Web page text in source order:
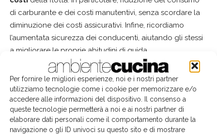
Per fornire le migliori esperienze, noi e i nostri partner
utilizziamo tecnologie come i cookie per memorizzare e/o
accedere alle informazioni del dispositivo. Il consenso a
queste tecnologie permetterà a noi e ai nostri partner di
elaborare dati personali come il comportamento durante la
navigazione o gli ID univoci su questo sito e di mostrare
di carburante e dei costi manutentivi, senza scordare la
diminuzione dei costi assicurativi. Infine, ricordiamo
l’aumentata sicurezza dei conducenti, aiutando gli stessi
a migliorare le proprie abitudini di guida.